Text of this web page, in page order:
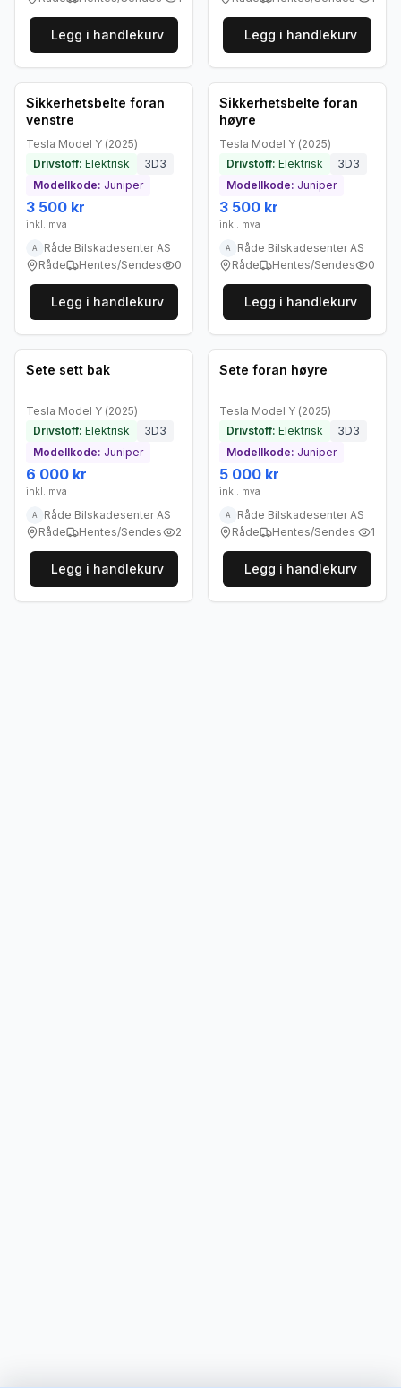
Legg i handlekurv Legg i handlekurv
Brukt - som ny
Bedrift
Sikkerhetsbelte foran
venstre
Tesla Model Y (2025)
Drivstoff: Elektrisk
3D3
Modellkode: Juniper
3 500 kr
inkl. mva
A
Råde Bilskadesenter AS
Råde
Hentes/Sendes 0
Legg i handlekurv
Brukt - som ny
Bedrift
Sikkerhetsbelte foran
høyre
Tesla Model Y (2025)
Drivstoff: Elektrisk
3D3
Modellkode: Juniper
3 500 kr
inkl. mva
A
Råde Bilskadesenter AS
Råde
Hentes/Sendes 0
Legg i handlekurv
Brukt - som ny
Bedrift
Sete sett bak
Tesla Model Y (2025)
Drivstoff: Elektrisk
3D3
Modellkode: Juniper
6 000 kr
inkl. mva
A
Råde Bilskadesenter AS
Råde
Hentes/Sendes 2
Legg i handlekurv
Brukt - som ny
Bedrift
Sete foran høyre
Tesla Model Y (2025)
Drivstoff: Elektrisk
3D3
Modellkode: Juniper
5 000 kr
inkl. mva
A
Råde Bilskadesenter AS
Råde
Hentes/Sendes 1
Legg i handlekurv